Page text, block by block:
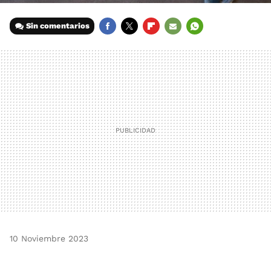
Sin comentarios
MAIL
10 Noviembre 2023